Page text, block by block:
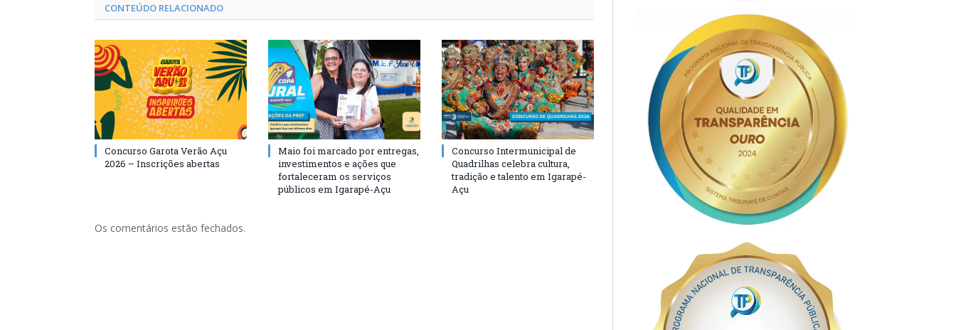
CONTEÚDO RELACIONADO
Concurso Garota Verão Açu
2026 – Inscrições abertas
Maio foi marcado por entregas,
investimentos e ações que
fortaleceram os serviços
públicos em Igarapé-Açu
Concurso Intermunicipal de
Quadrilhas celebra cultura,
tradição e talento em Igarapé-
Açu
Os comentários estão fechados.